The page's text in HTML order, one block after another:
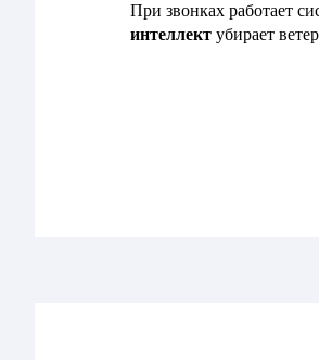
При звонках работает
интеллект убирает